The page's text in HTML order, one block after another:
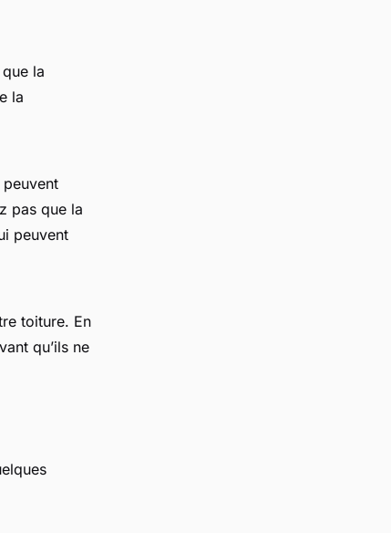
la
la
pas que la
peuvent
toiture. En
qu’ils ne